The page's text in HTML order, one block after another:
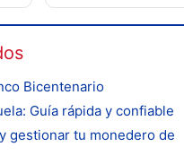
Bicentenario
Guía rápida y confiable
gestionar tu monedero de